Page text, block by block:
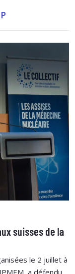
suisses de la
le 2 juillet à